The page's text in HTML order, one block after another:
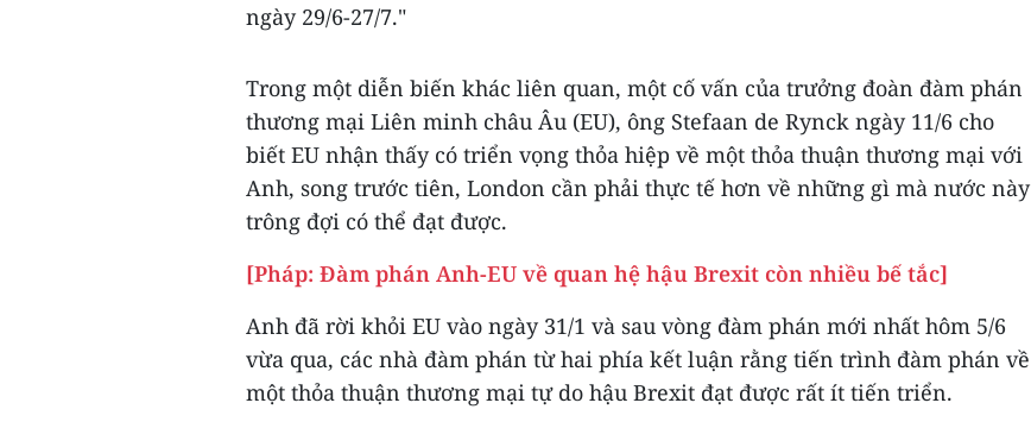
ngày 29/6-27/7."
Trong một diễn biến khác liên quan, một cố vấn của trưởng đoàn đàm phán
thương mại Liên minh châu Âu (EU), ông Stefaan de Rynck ngày 11/6 cho
biết EU nhận thấy có triển vọng thỏa hiệp về một thỏa thuận thương mại với
Anh, song trước tiên, London cần phải thực tế hơn về những gì mà nước này
trông đợi có thể đạt được.
[Pháp: Đàm phán Anh-EU về quan hệ hậu Brexit còn nhiều bế tắc]
Anh đã rời khỏi EU vào ngày 31/1 và sau vòng đàm phán mới nhất hôm 5/6
vừa qua, các nhà đàm phán từ hai phía kết luận rằng tiến trình đàm phán về
một thỏa thuận thương mại tự do hậu Brexit đạt được rất ít tiến triển.